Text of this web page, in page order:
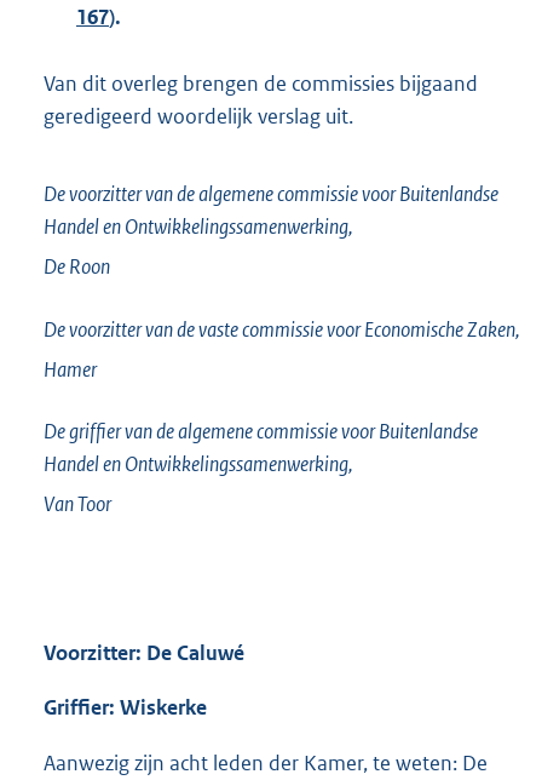
167).
Van dit overleg brengen de commissies bijgaand
geredigeerd woordelijk verslag uit.
De voorzitter van de algemene commissie voor Buitenlandse
Handel en Ontwikkelingssamenwerking,
De Roon
De voorzitter van de vaste commissie voor Economische Zaken,
Hamer
De griffier van de algemene commissie voor Buitenlandse
Handel en Ontwikkelingssamenwerking,
Van Toor
Voorzitter: De Caluwé
Griffier: Wiskerke
Aanwezig zijn acht leden der Kamer, te weten: De